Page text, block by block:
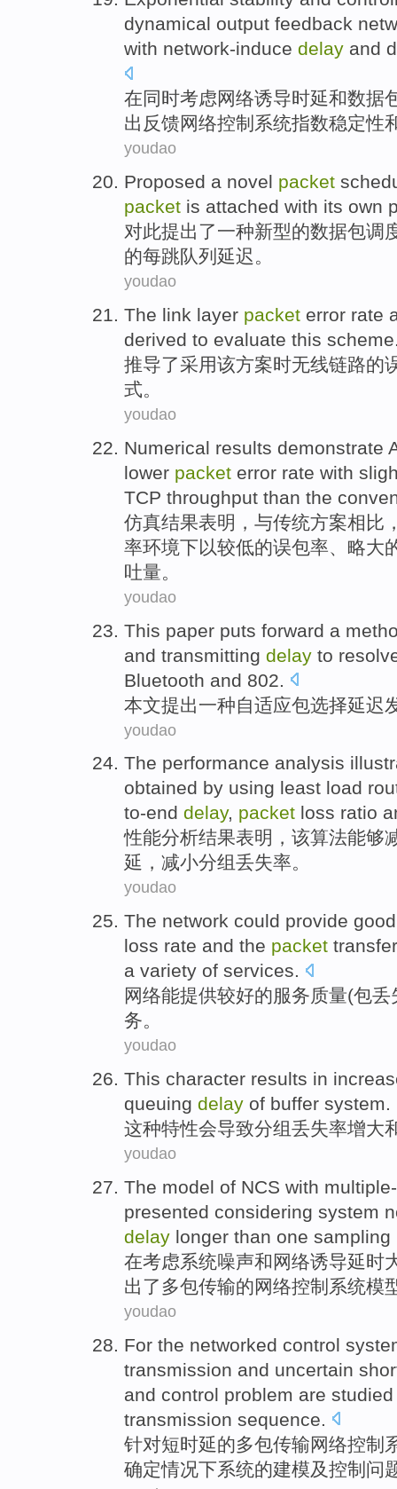
dynamical output feedback
with network-induce delay and
在同时考虑网络诱导时延和数据
出 反馈网络控制 系统指数稳定性
youdao
Proposed a novel packet
packet is attached with its own
对此提出了一种新型的数据包调
的每跳队列 延迟。
youdao
The link layer packet error rate
derived to evaluate this scheme
推导了采用该方案时无线链路的
式。
youdao
Numerical results demonstrate
lower packet error rate with
TCP throughput than the
仿真结果表明 ， 与传统方案相比
率环境下以较低的误包率、 略大
吐量。
youdao
This paper puts forward a
and transmitting delay to
Bluetooth and 802.
本文提出一种自适应包选择延迟
youdao
The performance analysis
obtained by using least load
to-end delay, packet loss ratio
性能分析结果表明 ，该算法能够
延 ，减小分组丢失率。
youdao
The network could provide good
loss rate and the packet transfer
a variety of services.
网络能提供较好的服务质量(包丢
务。
youdao
This character results in
queuing delay of buffer system.
这种特性会导致分组丢失率增大
youdao
The model of NCS with multiple-
presented considering system
delay longer than one sampling
在考虑系统噪声和 网络诱导延时
出了 多包传输的网络控制系统模
youdao
For the networked control
transmission and uncertain
and control problem are studied
transmission sequence
针对短时延的多包传输网络控制
确定情况下系统的建模及控制问